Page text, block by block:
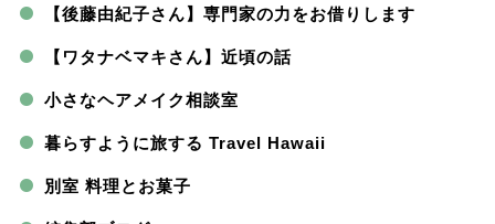
【後藤由紀子さん】専門家の力をお借りします
【ワタナベマキさん】近頃の話
小さなヘアメイク相談室
暮らすように旅する Travel Hawaii
別室 料理とお菓子